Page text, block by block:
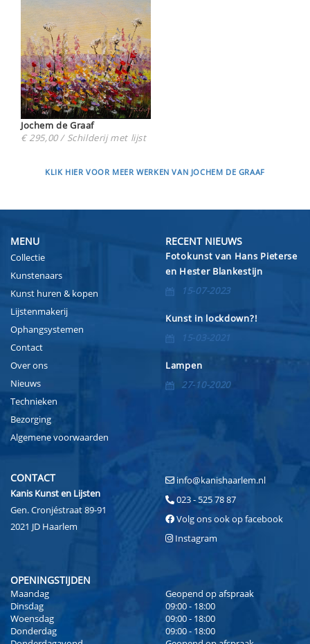
Jochem de Graaf
€ 295,00 / Schilderij met lijst
KLIK HIER VOOR MEER WERKEN VAN JOCHEM DE GRAAF
MENU
Collectie
Kunstenaars
Kunst huren & kopen
Lijstenmakerij
Ophangsystemen
Contact
Over ons
Nieuws
Technieken
Bezorging
Algemene voorwaarden
RECENT NIEUWS
Fotokunst van Hans Pieterse
en Hester Blankestijn
15-07-2023
Kunst in lockdown?!
15-03-2021
Lampen
27-10-2020
CONTACT
Kanis Kunst en Lijsten
Gen. Cronjéstraat 89-91
2021 JD Haarlem
info@kanishaarlem.nl
023 - 525 78 87
Volg ons ook op facebook
Instagram
OPENINGSTIJDEN
Maandag
Geopend op afspraak
Dinsdag
09:00 - 18:00
Woensdag
09:00 - 18:00
Donderdag
09:00 - 18:00